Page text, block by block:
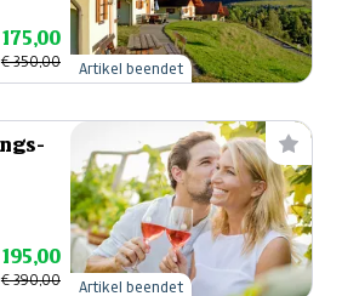
€ 350,00 Artikel beendet
€ 390,00 Artikel beendet